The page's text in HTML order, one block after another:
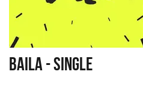
BAILA - SINGLE